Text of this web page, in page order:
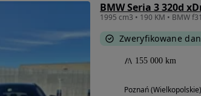
BMW Seria 3 320d
1995 cm3 • 190 KM • BMW f31
Zweryfikowane
155 000 km
Poznań (Wielkopolskie)